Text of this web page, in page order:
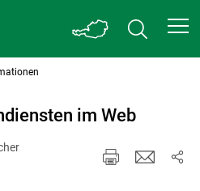
im Web